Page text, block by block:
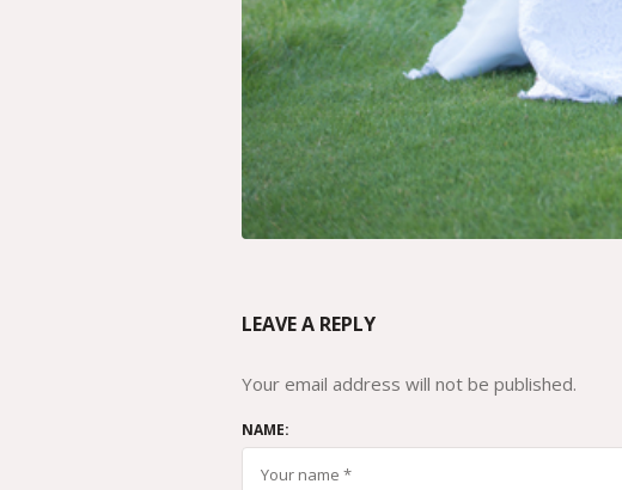
LEAVE A REPLY
Your email address will not be published.
NAME: